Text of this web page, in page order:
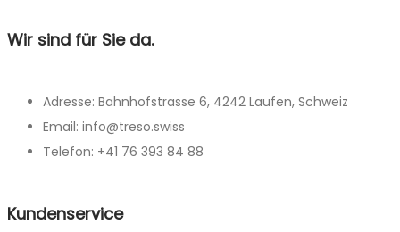
Wir sind für Sie da.
Adresse: Bahnhofstrasse 6, 4242 Laufen, Schweiz
Email: info@treso.swiss
Telefon: +41 76 393 84 88
Kundenservice